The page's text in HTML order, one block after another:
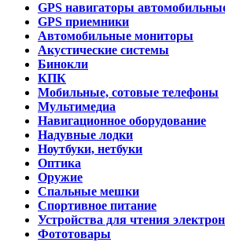
GPS навигаторы
GPS приемники
Автомобильные мониторы
Акустические системы
Бинокли
КПК
Мобильные, сотовые телефоны
Мультимедиа
Навигационное оборудование
Надувные лодки
Ноутбуки, нетбуки
Оптика
Оружие
Спальные мешки
Спортивное питание
Устройства для чтения
Фототовары